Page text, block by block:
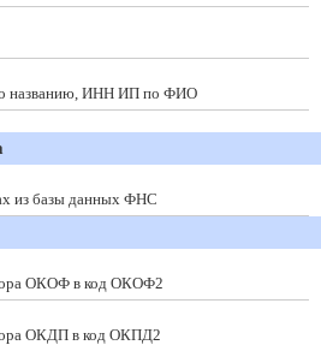
названию, ИНН ИП по ФИО
из базы данных ФНС
ОКОФ в код ОКОФ2
ОКДП в код ОКПД2